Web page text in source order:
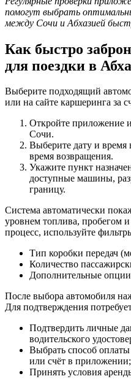
помогут выбрать
между Сочи и Абхазией
Как быстро
для поездки в
Выберите подходящий
или на сайте каршеринга за
Откройте приложение
Сочи.
Выберите дату и время
время возвращения.
Укажите пункт
доступные машины,
границу.
Система автоматически
уровнем топлива, пробегом
процесс, используйте
Тип коробки передач
Количество
Дополнительные
После выбора автомобиля
Для подтверждения
Подтвердить личные
водительского
Выбрать способ
или счёт в приложении;
Принять условия